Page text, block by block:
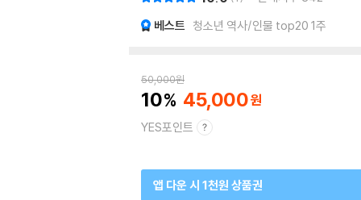
베스트 청소년 역사/인물 top20 1주
50,000원
10 45,000
YES포인트
앱 다운 시 1천원 상품권